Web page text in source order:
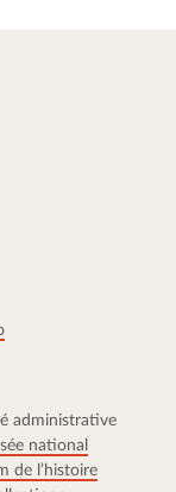
administrative
national
de l’histoire